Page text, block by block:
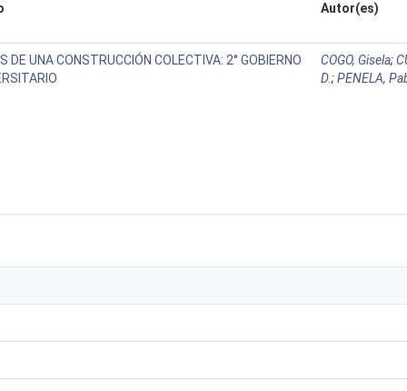
Autor(es)
DE UNA CONSTRUCCIÓN COLECTIVA: 2° GOBIERNO
COGO, Gisela;
D.;PENELA,